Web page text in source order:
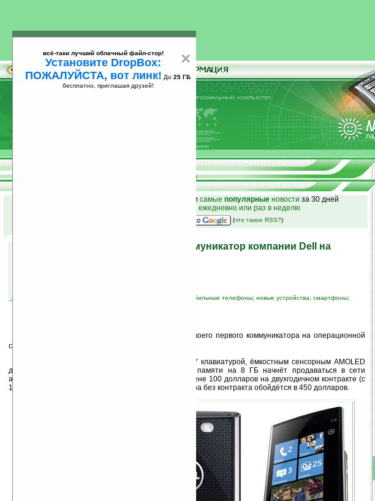
25
и самые популярные новости за 30 дней
на email ежедневно или раз в неделю
(что такое RSS?)
Venue Pro — первый коммуникатор компании Dell на
мобильные телефоны; новые устройства; смартфоны;
анонсировала выпуск своего первого коммуникатора на операционной
системе Microsoft Windows Phone 7 —
Вертикальный слайдер с выдвижной QWERTY клавиатурой, ёмкостным сенсорным AMOLED
дисплеем, пятимегапиксельной камерой и картой памяти на 8 ГБ начнёт продаваться в сети
американского оператора T-Mobile с 9 декабря по цене 100 долларов на двухгодичном контракте (с
16ГБ картой за 150 долларов). Покупка коммуникатора без контракта обойдётся в 450 долларов.
×
всё-таки лучший облачный файл-стор!
Установите DropBox:
ПОЖАЛУЙСТА, вот линк! До 25 ГБ
бесплатно, приглашая друзей!